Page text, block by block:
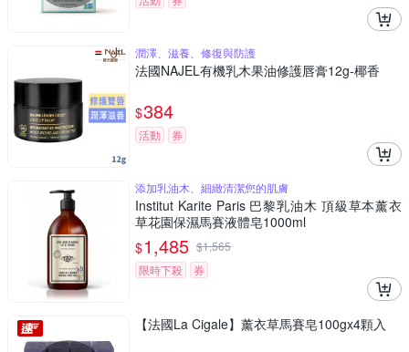
潤澤、滋養、修復與防護
法國NAJEL有機乳木果油修護唇膏12g-椰香
$384
活動 券
添加乳油木、細緻清潔您的肌膚
Institut Karite Paris 巴黎乳油木 頂級草本薰衣
草花園保濕馬賽液體皂1000ml
$1,485 $1,565
限時下殺
券
【法國La Cigale】薰衣草馬賽皂100gx4顆入